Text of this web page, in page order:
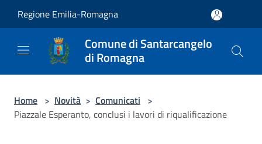
Regione Emilia-Romagna
Comune di Santarcangelo
di Romagna
Home > Novità > Comunicati >
Piazzale Esperanto, conclusi i lavori di riqualificazione